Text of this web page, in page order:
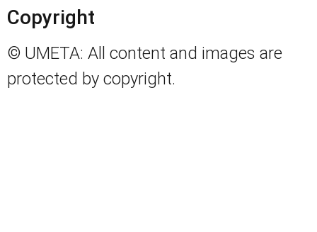
Copyright
© UMETA: All content and images are
protected by copyright.